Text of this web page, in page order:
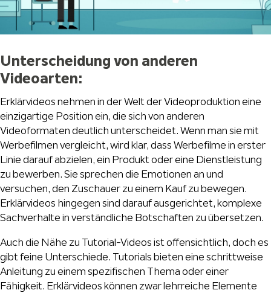
Unterscheidung von anderen
Videoarten:
Erklärvideos nehmen in der Welt der Videoproduktion eine
einzigartige Position ein, die sich von anderen
Videoformaten deutlich unterscheidet. Wenn man sie mit
Werbefilmen vergleicht, wird klar, dass Werbefilme in erster
Linie darauf abzielen, ein Produkt oder eine Dienstleistung
zu bewerben. Sie sprechen die Emotionen an und
versuchen, den Zuschauer zu einem Kauf zu bewegen.
Erklärvideos hingegen sind darauf ausgerichtet, komplexe
Sachverhalte in verständliche Botschaften zu übersetzen.
Auch die Nähe zu Tutorial-Videos ist offensichtlich, doch es
gibt feine Unterschiede. Tutorials bieten eine schrittweise
Anleitung zu einem spezifischen Thema oder einer
Fähigkeit. Erklärvideos können zwar lehrreiche Elemente